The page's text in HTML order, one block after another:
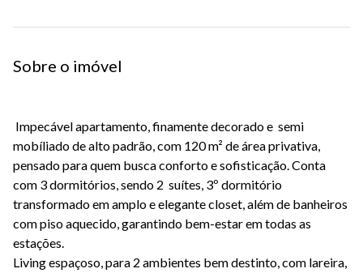
Sobre o imóvel
Impecável apartamento, finamente decorado e semi
mobíliado de alto padrão, com 120 m² de área privativa,
pensado para quem busca conforto e sofisticação. Conta
com 3 dormitórios, sendo 2 suítes, 3º dormitório
transformado em amplo e elegantecloset, além de banheiros
com piso aquecido, garantindo bem-estar em todas as
estações.
Living espaçoso, para 2 ambientes bem destinto, com lareira,